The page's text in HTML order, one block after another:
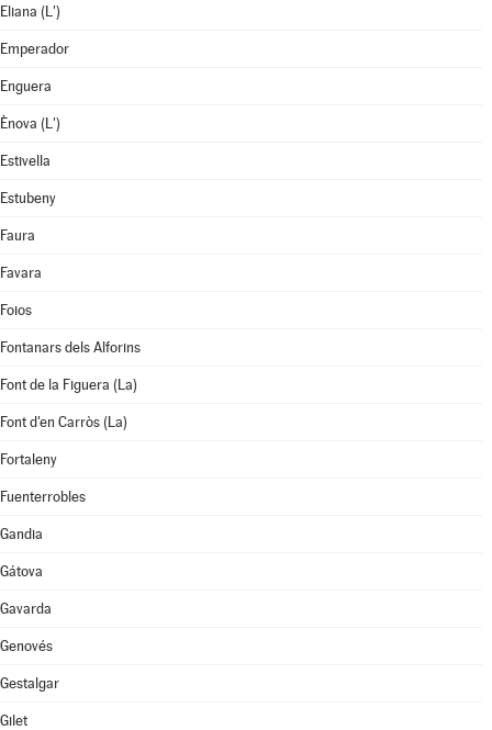
Eliana (L')
Emperador
Enguera
Ènova (L')
Estivella
Estubeny
Faura
Favara
Foios
Fontanars dels Alforins
Font de la Figuera (La)
Font d'en Carròs (La)
Fortaleny
Fuenterrobles
Gandia
Gátova
Gavarda
Genovés
Gestalgar
Gilet